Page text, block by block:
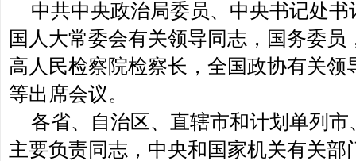
中共中央政治局委员、中央书记处
国人大常委会有关领导同志，国务委
高人民检察院检察长，全国政协有关领
等出席会议。
各省、自治区、直辖市和计划单列
主要负责同志，中央和国家机关有关部